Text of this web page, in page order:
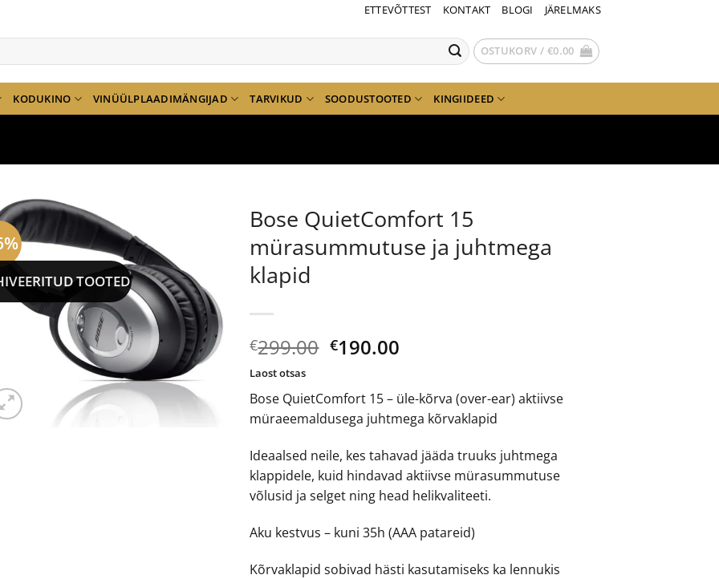
ETTEVÕTTEST KONTAKT BLOGI JÄRELMAKS
OSTUKORV / €0.00
KODUKINO VINÜÜLPLAADIMÄNGIJAD TARVIKUD SOODUSTOOTED KINGIIDEED
TOOTED
Bose QuietComfort 15
mürasummutuse ja juhtmega
klapid
€299.00 Algne
€299.00.
€190.00Current
€190.00.
Bose QuietComfort 15 – üle-kõrva (over-ear) aktiivse
müraeemaldusega juhtmega kõrvaklapid
Ideaalsed neile, kes tahavad jääda truuks juhtmega
klappidele, kuid hindavad aktiivse mürasummutuse
võlusid ja selget ning head helikvaliteeti.
Aku kestvus – kuni 35h (AAA patareid)
Kõrvaklapid sobivad hästi kasutamiseks ka lennukis
Laost otsas